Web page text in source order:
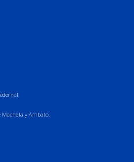
Machala y Ambato.